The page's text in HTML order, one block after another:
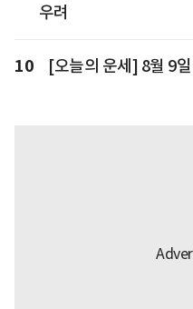
우려
10 [오늘의 운세] 8월 9